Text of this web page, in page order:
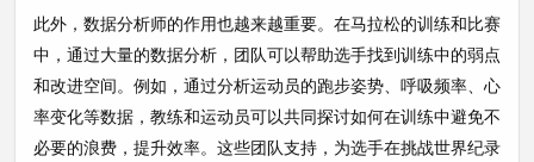
此外，数据分析师的作用也越来越重要。在马拉松的训练和比赛
中，通过大量的数据分析，团队可以帮助选手找到训练中的弱点
和改进空间。例如，通过分析运动员的跑步姿势、呼吸频率、心
率变化等数据，教练和运动员可以共同探讨如何在训练中避免不
必要的浪费，提升效率。这些团队支持，为选手在挑战世界纪录